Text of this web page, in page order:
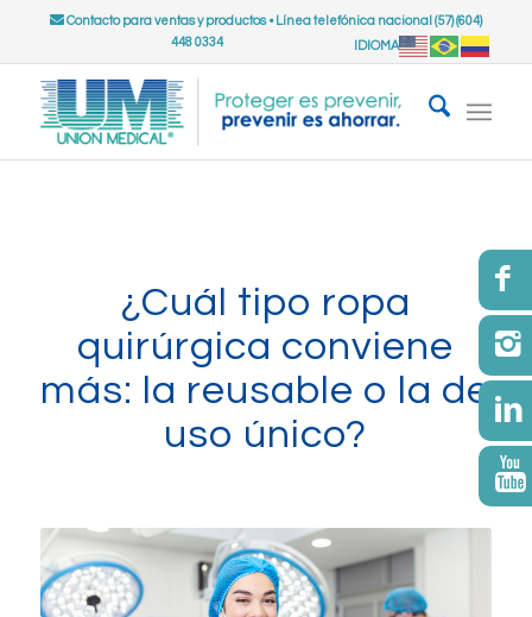
Contacto para ventas y productos• Línea telefónica nacional (57) (604)
448 0334
IDIOMA
¿Cuál tipo ropa
quirúrgica conviene
más: la reusable o la de
uso único?